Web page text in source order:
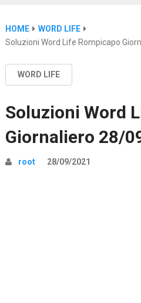
HOME
WORD LIFE
Soluzioni Word Life Rompicapo
WORD LIFE
Soluzioni Word
Giornaliero 28/
root 28/09/2021